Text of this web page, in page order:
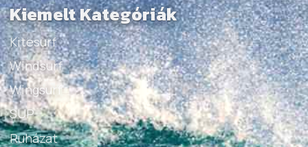
Kiemelt Kategóriák
Kitesurf
Windsurf
Wingsurf
SUP
Ruházat